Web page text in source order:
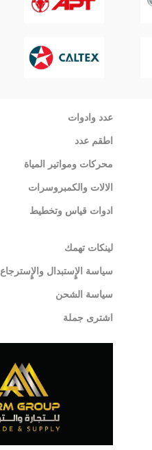
عدد وادوات
اطقم عدد
محركات ومواتير المياة
الالات والكمبروسرات
ادوات قياس وتخطيط
لينكات تهمك
سياسة الإٍستبدال والإٍسترجاع
سياسة الشحن
اشترى جملة